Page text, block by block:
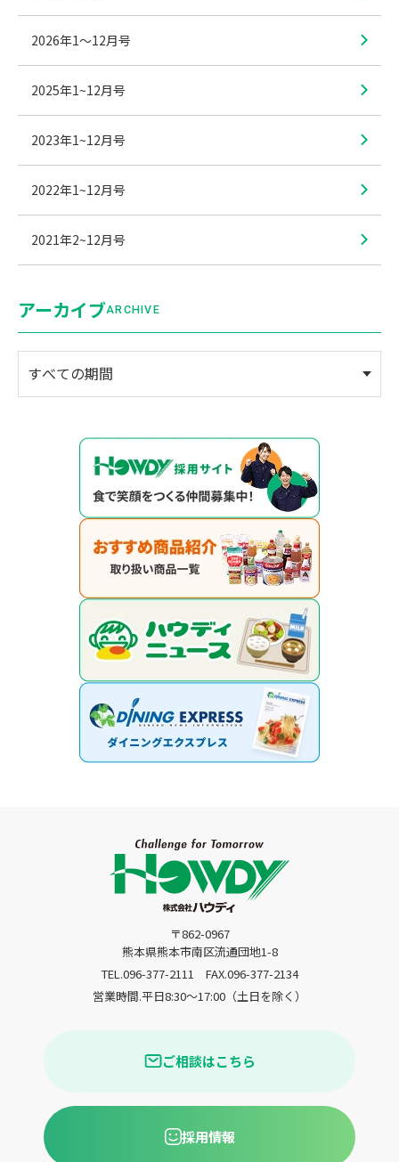
2026年1〜12月号
2025年1~12月号
2023年1~12月号
2022年1~12月号
2021年2~12月号
アーカイブARCHIVE
〒862-0967
熊本県熊本市南区流通団地1-8
TEL.096-377-2111
FAX.096-377-2134
営業時間.平日8:30〜17:00（土日を除く）
ご相談はこちら
採用情報